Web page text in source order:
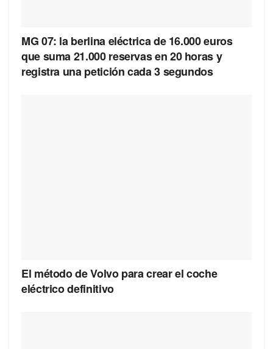
MG 07: la berlina eléctrica de 16.000 euros
que suma 21.000 reservas en 20 horas y
registra una petición cada 3 segundos
El método de Volvo para crear el coche
eléctrico definitivo